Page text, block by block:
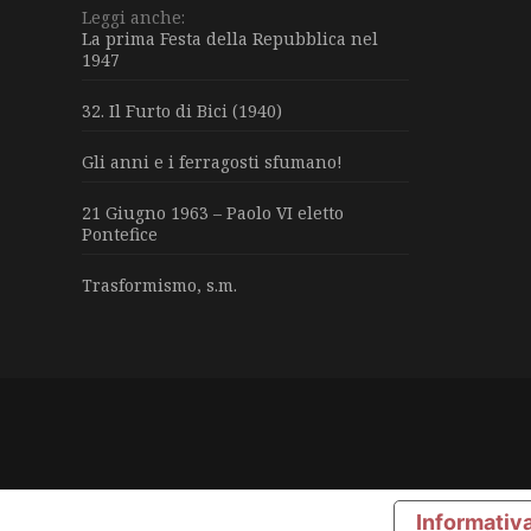
Leggi anche:
La prima Festa della Repubblica nel
1947
32. Il Furto di Bici (1940)
Gli anni e i ferragosti sfumano!
21 Giugno 1963 – Paolo VI eletto
Pontefice
Trasformismo, s.m.